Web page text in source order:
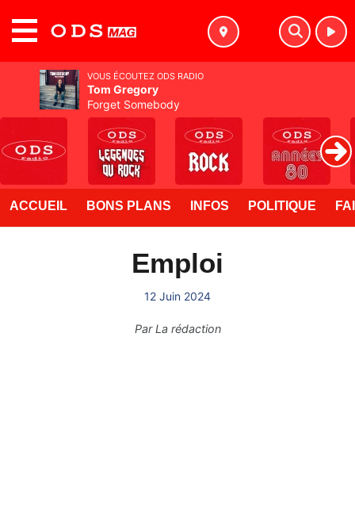
ACCUEIL BONS PLANS INFOS POLITIQUE
Emploi
12 Juin 2024
ParLa rédaction
VOUS ÉCOUTEZ ODS RADIO
Tom Gregory
Forget Somebody